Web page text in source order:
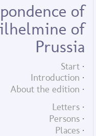
of
of
Prussia
Start
Introduction
About the edition
Letters
Persons
Places